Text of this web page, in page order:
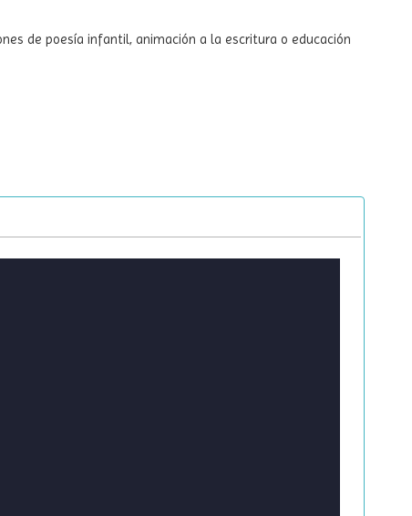
de poesía infantil, animación a la escritura o educación